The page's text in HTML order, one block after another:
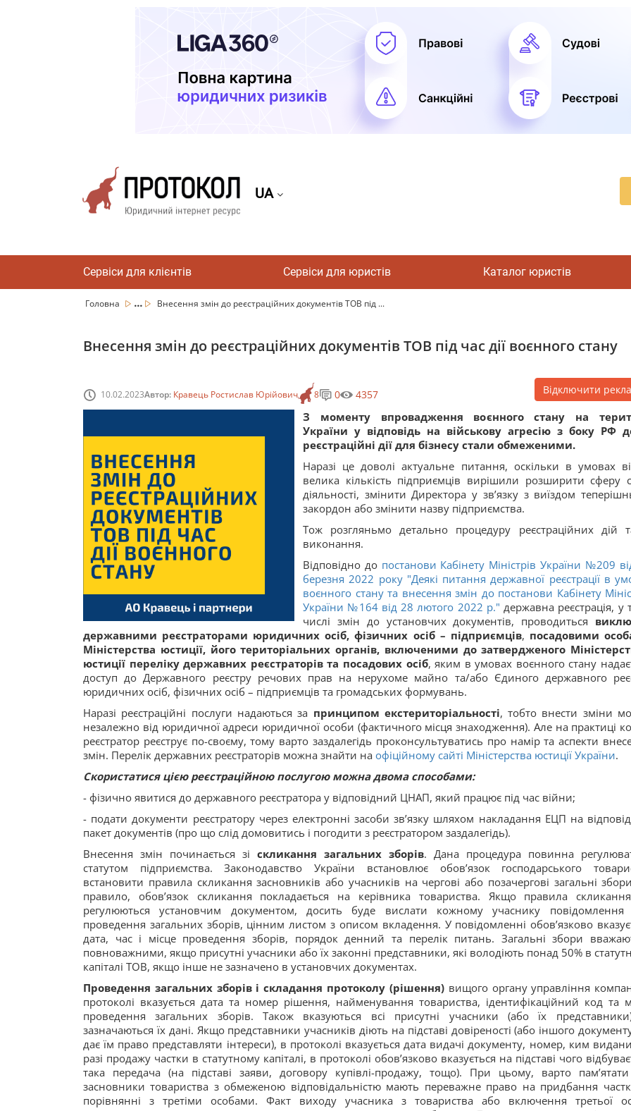
UA
Сервіси для клієнтів Сервіси для юристів Каталог юристів
Головна ... Внесення змін до реєстраційних документів ТОВ під ...
Внесення змін до реєстраційних документів ТОВ під час дії воєнного стану
10.02.2023Автор: Кравець Ростислав Юрійович 8 0 4357 Відключити
З моменту впровадження воєнного стану на
України у відповідь на військову агресію з боку РФ
реєстраційні дії для бізнесу стали обмеженими.
Наразі це доволі актуальне питання, оскільки в умовах
велика кількість підприємців вирішили розширити сферу
діяльності, змінити Директора у зв’язку з виїздом
закордон або змінити назву підприємства.
Тож розгляньмо детально процедуру реєстраційних дій
виконання.
Відповідно до постанови Кабінету Міністрів України №209
березня 2022 року "Деякі питання державної реєстрації в
воєнного стану та внесення змін до постанови Кабінету
України №164 від 28 лютого 2022 р." державна реєстрація, у
числі змін до установчих документів, проводиться
державними реєстраторами юридичних осіб, фізичних осіб – підприємців, посадовими
Міністерства юстиції, його територіальних органів, включеними до затвердженого
юстиції переліку державних реєстраторів та посадових осіб, яким в умовах воєнного стану
доступ до Державного реєстру речових прав на нерухоме майно та/або Єдиного державного
юридичних осіб, фізичних осіб – підприємців та громадських формувань.
Наразі реєстраційні послуги надаються за принципом екстериторіальності, тобто внести зміни
незалежно від юридичної адреси юридичної особи (фактичного місця знаходження). Але на практиці
реєстратор реєструє по-своєму, тому варто заздалегідь проконсультуватись про намір та аспекти
змін. Перелік державних реєстраторів можна знайти на офіційному сайті Міністерства юстиції України.
Скористатися цією реєстраційною послугою можна двома способами:
- фізично явитися до державного реєстратора у відповідний ЦНАП, який працює під час війни;
- подати документи реєстратору через електронні засоби зв’язку шляхом накладання ЕЦП на
пакет документів (про що слід домовитись і погодити з реєстратором заздалегідь).
Внесення змін починається зі скликання загальних зборів. Дана процедура повинна
статутом підприємства. Законодавство України встановлює обов’язок господарського
встановити правила скликання засновників або учасників на чергові або позачергові загальні
правило, обов’язок скликання покладається на керівника товариства. Якщо правила
регулюються установчим документом, досить буде вислати кожному учаснику повідомлення
проведення загальних зборів, цінним листом з описом вкладення. У повідомленні обов’язково
дата, час і місце проведення зборів, порядок денний та перелік питань. Загальні збори
повноважними, якщо присутні учасники або їх законні представники, які володіють понад 50% в
капіталі ТОВ, якщо інше не зазначено в установчих документах.
Проведення загальних зборів і складання протоколу (рішення)вищого органу управління
протоколі вказується дата та номер рішення, найменування товариства, ідентифікаційний код та
проведення загальних зборів. Також вказуються всі присутні учасники (або їх
зазначаються їх дані. Якщо представники учасників діють на підставі довіреності (або іншого
дає їм право представляти інтереси), в протоколі вказується дата видачі документу, номер, ким
разі продажу частки в статутному капіталі, в протоколі обов’язково вказується на підставі чого
така передача (на підставі заяви, договору купівлі-продажу, тощо). При цьому, варто
засновники товариства з обмеженою відповідальністю мають переважне право на придбання
порівнянні з третіми особами. Факт виходу учасника з товариства або включення третьої